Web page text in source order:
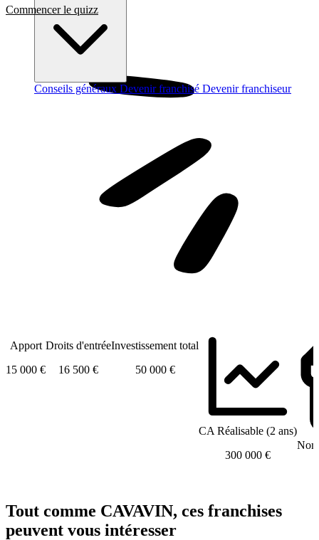
Interviews
Conseils généraux Devenir franchisé Devenir franchiseur
Commencer le quizz
Apport
15 000 €
Droits d'entrée
16 500 €
Investissement total
50 000 €
CA Réalisable (2 ans)
300 000 €
Tout comme CAVAVIN, ces franchises
peuvent vous intéresser